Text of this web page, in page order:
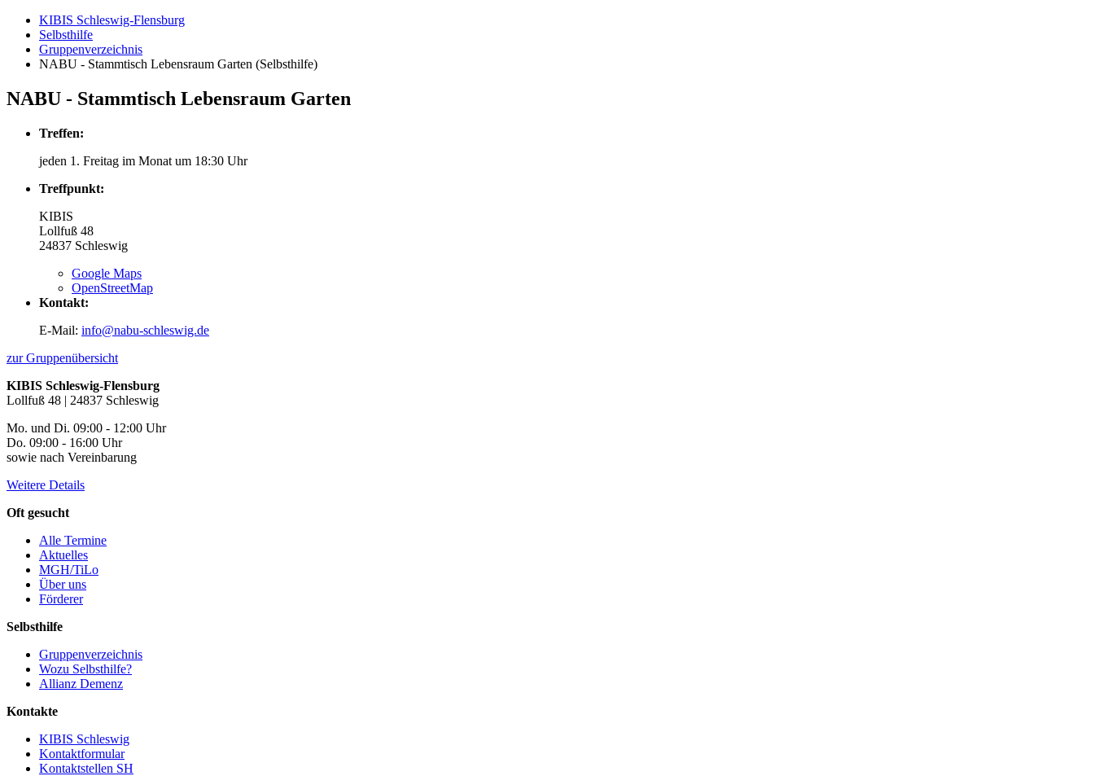
KIBIS Schleswig-Flensburg
Selbsthilfe
Gruppenverzeichnis
NABU - Stammtisch Lebensraum Garten (Selbsthilfe)
NABU - Stammtisch Lebensraum Garten
Treffen:
jeden 1. Freitag im Monat um 18:30 Uhr
Treffpunkt:
KIBIS
Lollfuß 48
24837 Schleswig
Google Maps
OpenStreetMap
Kontakt:
E-Mail: info@nabu-schleswig.de
zur Gruppenübersicht
KIBIS Schleswig-Flensburg
Lollfuß 48 | 24837 Schleswig
Mo. und Di. 09:00 - 12:00 Uhr
Do. 09:00 - 16:00 Uhr
sowie nach Vereinbarung
Weitere Details
Oft gesucht
Alle Termine
Aktuelles
MGH/TiLo
Über uns
Förderer
Selbsthilfe
Gruppenverzeichnis
Wozu Selbsthilfe?
Allianz Demenz
Kontakte
KIBIS Schleswig
Kontaktformular
Kontaktstellen SH